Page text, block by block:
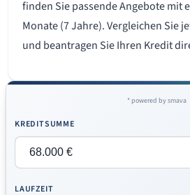
finden Sie passende Angebote mit
Monate (7 Jahre). Vergleichen Sie
und beantragen Sie Ihren Kredit
* powered by smava
KREDITSUMME
LAUFZEIT